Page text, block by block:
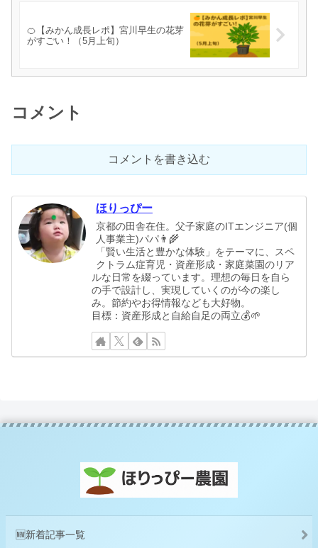
🍊【みかん成長レポ】宮川早生の花芽
がすごい！（5月上旬）
コメント
コメントを書き込む
ほりっぴー
京都の田舎在住。父子家庭のITエンジニア(個
人事業主)パパ👨‍🌾
「賢い生活と豊かな体験」をテーマに、スペ
クトラム症育児・資産形成・家庭菜園のリア
ルな日常を綴っています。理想の毎日を自ら
の手で設計し、実現していくのが今の楽し
み。節約やお得情報なども大好物。
目標：資産形成と自給自足の両立💰🌱
🆕新着記事一覧